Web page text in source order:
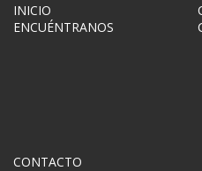
INICIO
ENCUÉNTRANOS
CONTACTO